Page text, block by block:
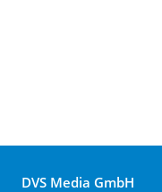
DVS Media GmbH